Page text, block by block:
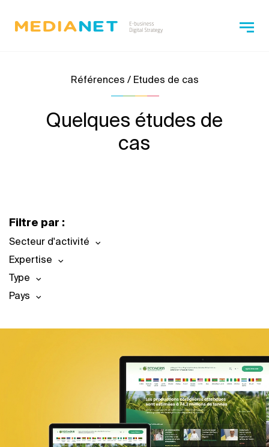
Références / Etudes de cas
Quelques études de
cas
Filtre par :
Secteur d'activité
Expertise
Type
Pays